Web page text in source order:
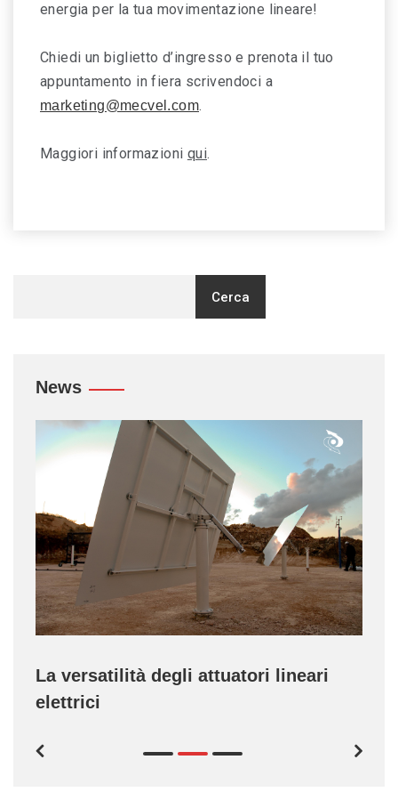
energia per la tua movimentazione lineare!
Chiedi un biglietto d’ingresso e prenota il tuo
appuntamento in fiera scrivendoci a
marketing@mecvel.com.
Maggiori informazioni qui.
Cerca
News
La versatilità degli attuatori lineari
elettrici